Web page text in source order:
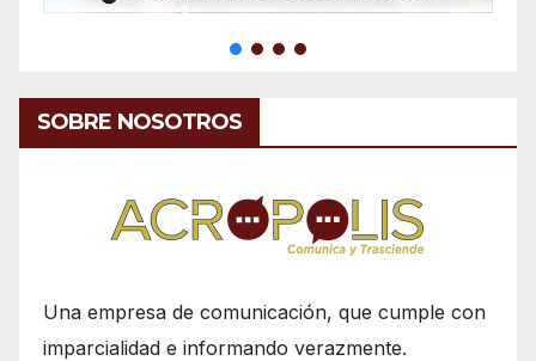
SOBRE NOSOTROS
Una empresa de comunicación, que cumple con
imparcialidad e informando verazmente.